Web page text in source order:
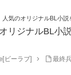
人気のオリジナルBL小説
オリジナルBL小
ビーラブ]
最終